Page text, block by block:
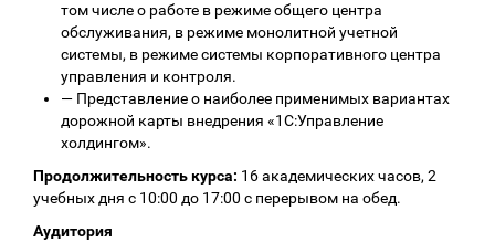
том числе о работе в режиме общего центра
обслуживания, в режиме монолитной учетной
системы, в режиме системы корпоративного центра
управления и контроля.
— Представление о наиболее применимых вариантах
дорожной карты внедрения «1С:Управление
холдингом».
Продолжительность курса: 16 академических часов, 2
учебных дня с 10:00 до 17:00 с перерывом на обед.
Аудитория